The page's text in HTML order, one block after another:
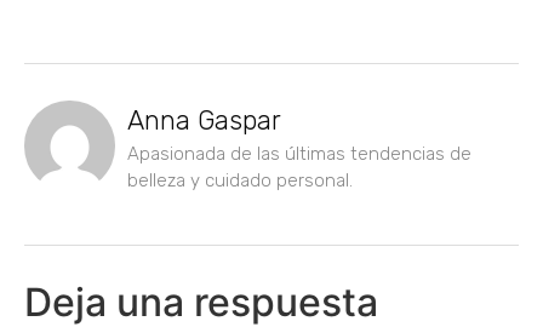
Anna Gaspar
Apasionada de las últimas tendencias de
belleza y cuidado personal.
Deja una respuesta